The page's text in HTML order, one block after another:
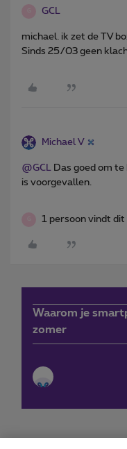
GCL
michael. ik zet de TV
Sinds 25/03 geen
Michael V
@GCL
Das goed om
is voorgevallen.
1 persoon vindt dit
Waarom je
zomer